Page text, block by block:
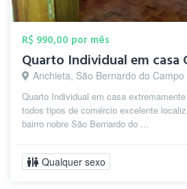
R$ 990,00 por mês
Quarto Individual em casa
Anchieta, São Bernardo do Campo
Quarto Individual em casa
todos tipos de comércio excelente
bairro nobre São Bernardo do ...
Qualquer sexo